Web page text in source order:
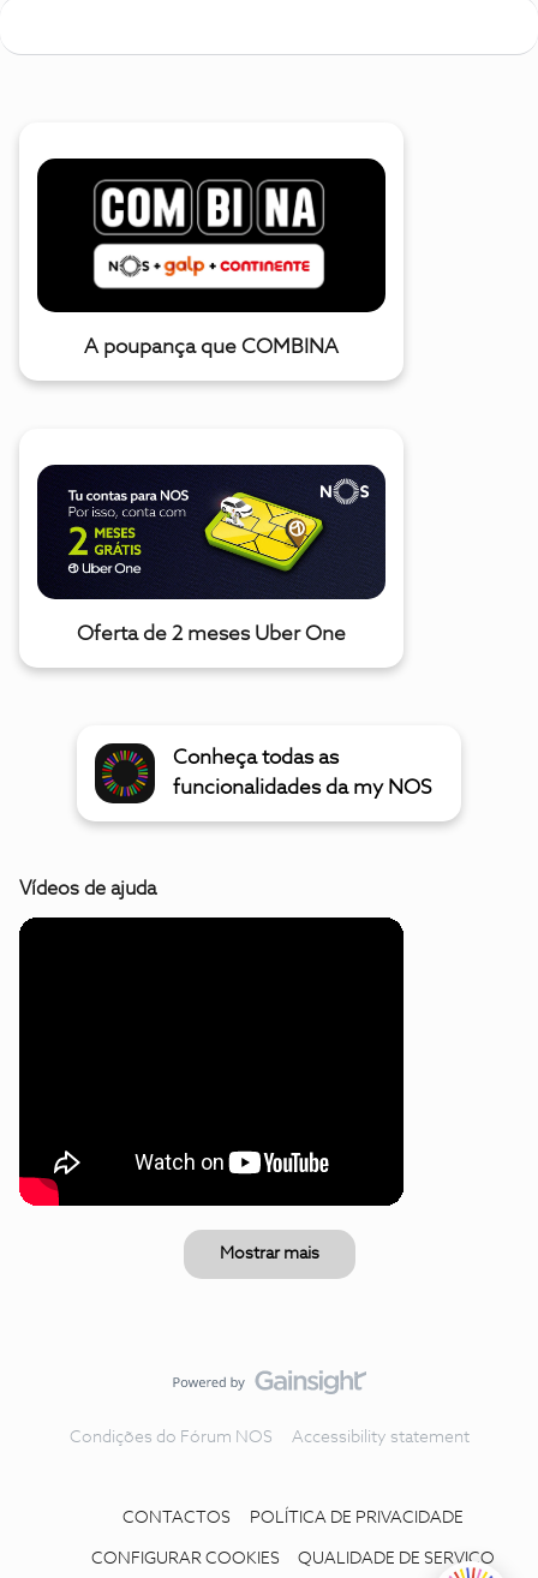
A poupança que COMBINA
Oferta de 2 meses Uber One
Conheça todas as
funcionalidades da my NOS
Vídeos de ajuda
Mostrar mais
Condições do Fórum NOS Accessibility statement
CONTACTOS POLÍTICA DE PRIVACIDADE
CONFIGURAR COOKIES QUALIDADE DE SERVIÇO